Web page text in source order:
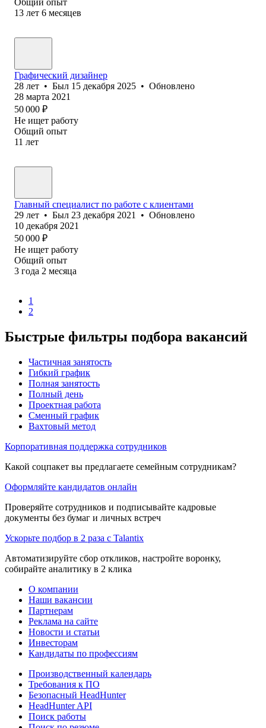
13 лет 6 месяцев
Графический дизайнер
28 лет • Был 15 декабря 2025 • Обновлено
28 марта 2021
50 000 ₽
Не ищет работу
Общий опыт
11 лет
Главный специалист по работе с клиентами
29 лет • Был 23 декабря 2021 • Обновлено
10 декабря 2021
50 000 ₽
Не ищет работу
Общий опыт
3 года 2 месяца
1
2
Быстрые фильтры подбора вакансий
Частичная занятость
Гибкий график
Полная занятость
Полный день
Проектная работа
Сменный график
Вахтовый метод
Корпоративная поддержка сотрудников
Какой соцпакет вы предлагаете семейным сотрудникам?
Оформляйте кандидатов онлайн
Проверяйте сотрудников и подписывайте кадровые
документы без бумаг и личных встреч
Ускорьте подбор в 2 раза с Talantix
Автоматизируйте сбор откликов, настройте воронку,
собирайте аналитику в 2 клика
О компании
Наши вакансии
Партнерам
Реклама на сайте
Новости и статьи
Инвесторам
Кандидаты по профессиям
Производственный календарь
Требования к ПО
Безопасный HeadHunter
HeadHunter API
Поиск работы